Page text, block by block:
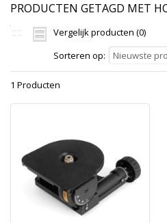
PRODUCTEN GETAGD MET
Vergelijk producten (0)
Sorteren op:
Nieuwste
1 Producten